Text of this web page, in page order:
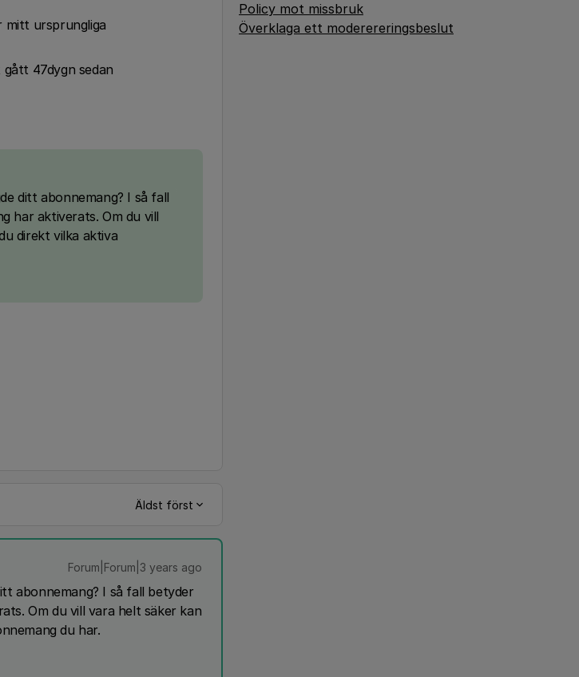
mitt ursprungliga
47dygn sedan
ditt abonnemang? I så fall
har aktiverats. Om du vill
direkt vilka aktiva
Äldst först
Forum|Forum|3 years ago
abonnemang? I så fall betyder
Om du vill vara helt säker kan
du har.
Policy mot missbruk
Överklaga ett moderereringsbeslut